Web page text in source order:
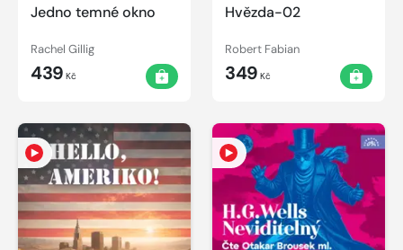
Jedno temné okno
Rachel Gillig
439 Kč
Hvězda-02
Robert Fabian
349 Kč